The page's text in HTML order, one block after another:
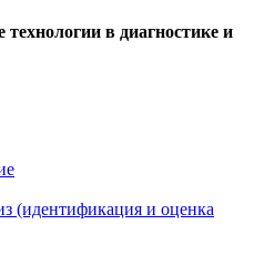
технологии в диагностике и
(идентификация и оценка